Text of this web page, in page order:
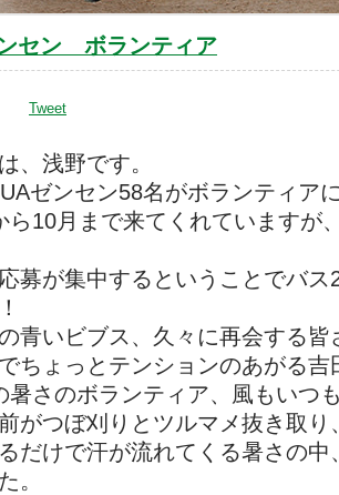
セン ボランティア
Tweet
、浅野です。
ゼンセン58名がボランティア
ら10月まで来てくれていますが
募が集中するということでバ
青いビブス、久々に再会する皆
ちょっとテンションのあがる吉
暑さのボランティア、風もいつ
がつぼ刈りとツルマメ抜き取り
だけで汗が流れてくる暑さの
。